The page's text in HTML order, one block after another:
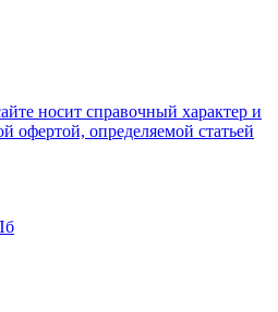
носит справочный характер и
офертой, определяемой статьей